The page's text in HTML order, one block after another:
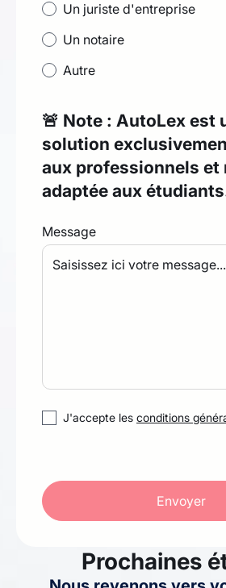
Un juriste d'entreprise
Un notaire
Autre
🚨 Note : AutoLex est
solution
aux professionnels et
adaptée aux
Message
J'accepte les conditions
Prochaines